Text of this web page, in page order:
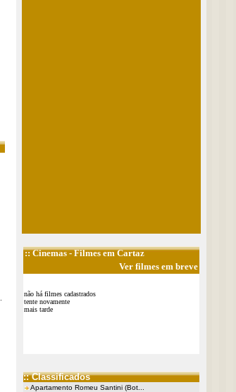
::Cinemas- Filmes em Cartaz
Ver filmes em breve
não há filmes cadastrados
tente novamente
mais tarde
:: Classificados
Apartamento Romeu Santini (Bot...